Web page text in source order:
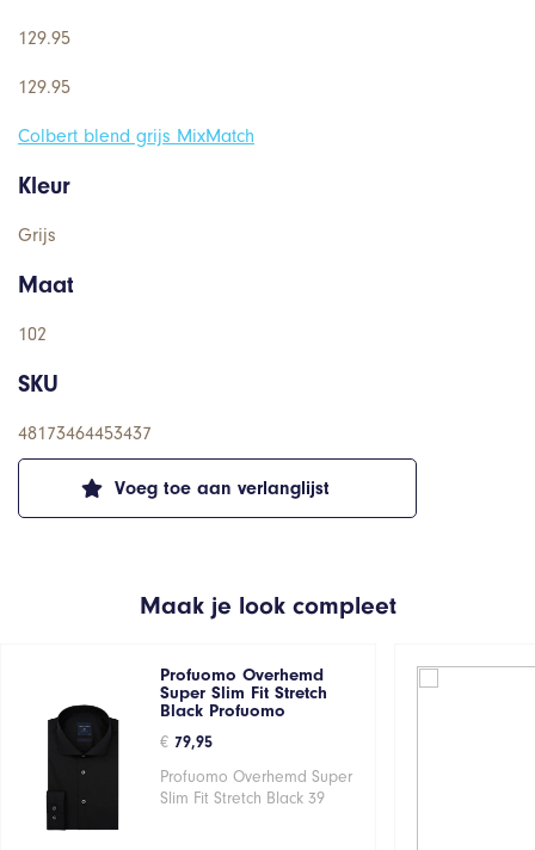
Voeg toe aan verlanglijst
129.95
129.95
Colbert blend grijs MixMatch
Kleur
Grijs
Maat
102
SKU
48173464453437
Maak je look compleet
Profuomo Overhemd
Super Slim Fit Stretch
Black Profuomo
€ 79,95
Profuomo Overhemd Super
Slim Fit Stretch Black 39